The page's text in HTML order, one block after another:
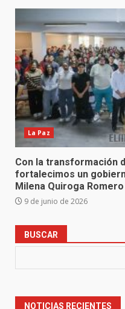
La Paz
Con la transformación
fortalecimos un
Milena Quiroga Romero
9 de junio de 2026
BUSCAR
NOTICIAS RECIENTES